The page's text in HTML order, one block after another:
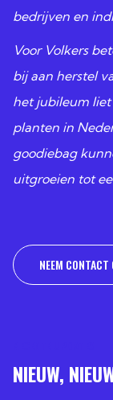
bedrijven en
Voor Volkers
bij aan herstel
het jubileum
planten in
goodiebag
uitgroeien tot
NEEM CONTACT
NIEUW,